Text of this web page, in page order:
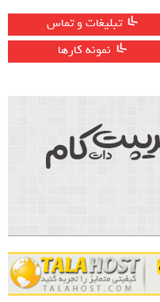
تبلیغات و تماس
نمونه کارها